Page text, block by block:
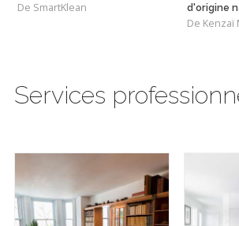
De SmartKlean
d'origine
Services